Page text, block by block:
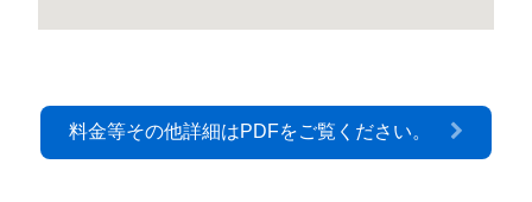
料金等その他詳細はPDFをご覧ください。